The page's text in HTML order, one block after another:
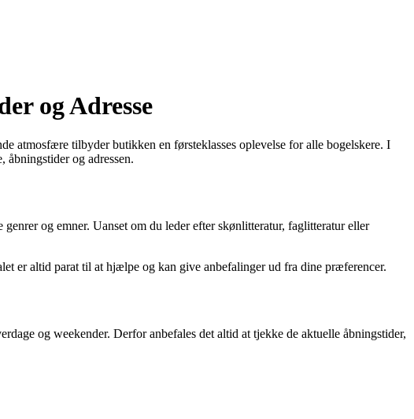
og Adresse
atmosfære tilbyder butikken en førsteklasses oplevelse for alle bogelskere. I
og adressen.
og emner. Uanset om du leder efter skønlitteratur, faglitteratur eller
er altid parat til at hjælpe og kan give anbefalinger ud fra dine præferencer.
og weekender. Derfor anbefales det altid at tjekke de aktuelle åbningstider,